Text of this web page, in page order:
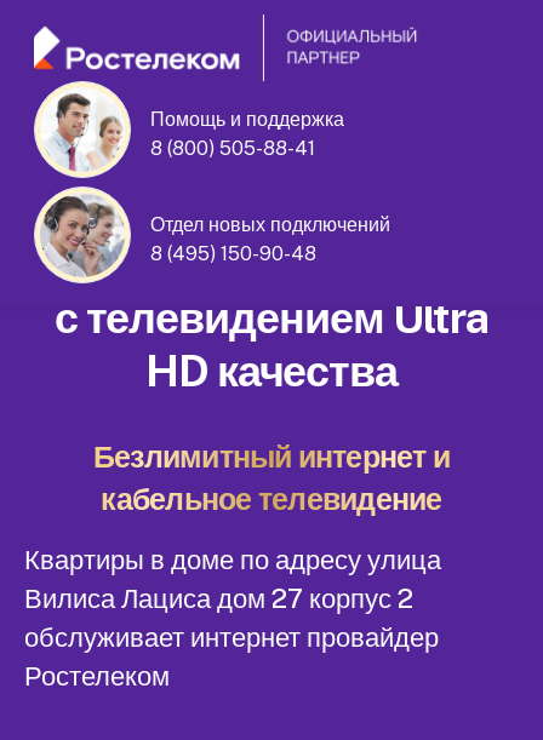
Помощь и поддержка
8 (800) 505-88-41
Отдел новых подключений
8 (495) 150-90-48
улица Вилиса Лациса дом 27 корпус
Домашний интернет
с телевидением Ultra
HD качества
Безлимитный интернет и
кабельное телевидение
Квартиры в доме по адресу улица
Вилиса Лациса дом 27 корпус 2
обслуживает интернет провайдер
Ростелеком